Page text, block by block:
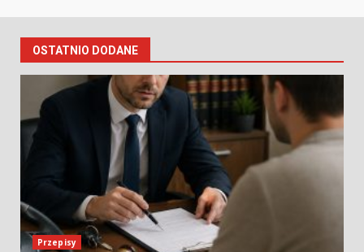
OSTATNIO DODANE
Przepisy